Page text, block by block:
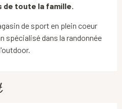
toute la famille.
de sport en plein coeur
spécialisé dans la randonnée